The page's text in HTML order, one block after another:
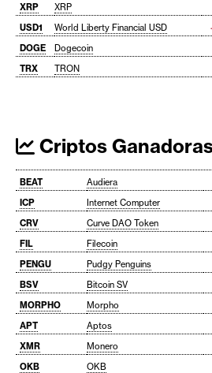
XRP
XRP
USD1
World Liberty Financial USD
DOGE
Dogecoin
TRX
TRON
Criptos
BEAT Audiera
ICP
Internet Computer
CRV
Curve DAO Token
FIL
Filecoin
PENGU
Pudgy Penguins
BSV
Bitcoin SV
MORPHO
Morpho
APT
Aptos
XMR
Monero
OKB
OKB